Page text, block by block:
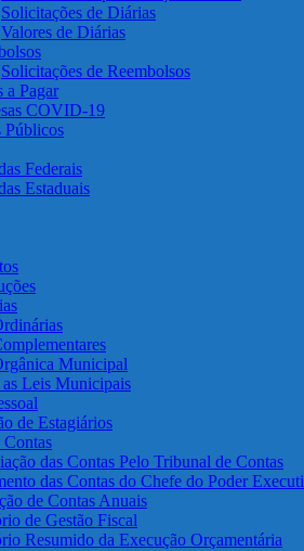
Solicitações de Diárias
Valores de Diárias
Solicitações de Reembolsos
a Pagar
COVID-19
Públicos
Federais
Estaduais
Municipal
as Leis Municipais
de Estagiários
Contas
das Contas Pelo Tribunal de Contas
das Contas do Chefe do Poder
de Contas Anuais
de Gestão Fiscal
Resumido da Execução Orçamentária